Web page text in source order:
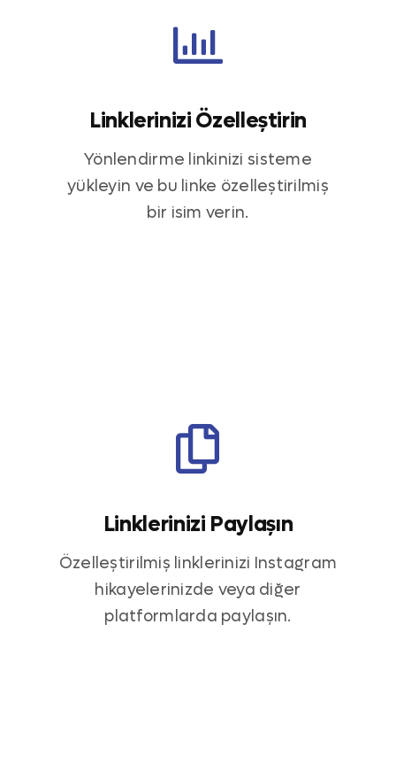
Linklerinizi Özelleştirin
Yönlendirme linkinizi sisteme
yükleyin ve bu linke özelleştirilmiş
bir isim verin.
Linklerinizi Paylaşın
Özelleştirilmiş linklerinizi Instagram
hikayelerinizde veya diğer
platformlarda paylaşın.